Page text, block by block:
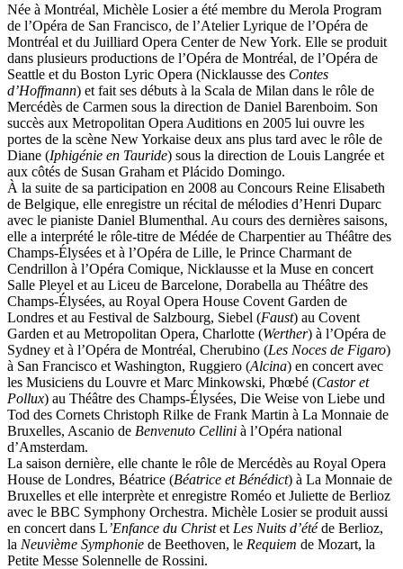
Née à Montréal, Michèle Losier a été membre du Merola Program
de l’Opéra de San Francisco, de l’Atelier Lyrique de l’Opéra de
Montréal et du Juilliard Opera Center de New York. Elle se produit
dans plusieurs productions de l’Opéra de Montréal, de l’Opéra de
Seattle et du Boston Lyric Opera (Nicklausse des Contes
d’Hoffmann) et fait ses débuts à la Scala de Milan dans le rôle de
Mercédès de Carmen sous la direction de Daniel Barenboim. Son
succès aux Metropolitan Opera Auditions en 2005 lui ouvre les
portes de la scène New Yorkaise deux ans plus tard avec le rôle de
Diane (Iphigénie en Tauride) sous la direction de Louis Langrée et
aux côtés de Susan Graham et Plácido Domingo.
À la suite de sa participation en 2008 au Concours Reine Elisabeth
de Belgique, elle enregistre un récital de mélodies d’Henri Duparc
avec le pianiste Daniel Blumenthal. Au cours des dernières saisons,
elle a interprété le rôle-titre de Médée de Charpentier au Théâtre des
Champs-Élysées et à l’Opéra de Lille, le Prince Charmant de
Cendrillon à l’Opéra Comique, Nicklausse et la Muse en concert
Salle Pleyel et au Liceu de Barcelone, Dorabella au Théâtre des
Champs-Élysées, au Royal Opera House Covent Garden de
Londres et au Festival de Salzbourg, Siebel (Faust) au Covent
Garden et au Metropolitan Opera, Charlotte (Werther) à l’Opéra de
Sydney et à l’Opéra de Montréal, Cherubino (Les Noces de Figaro)
à San Francisco et Washington, Ruggiero (Alcina) en concert avec
les Musiciens du Louvre et Marc Minkowski, Phœbé (Castor et
Pollux) au Théâtre des Champs-Élysées, Die Weise von Liebe und
Tod des Cornets Christoph Rilke de Frank Martin à La Monnaie de
Bruxelles, Ascanio de Benvenuto Cellini à l’Opéra national
d’Amsterdam.
La saison dernière, elle chante le rôle de Mercédès au Royal Opera
House de Londres, Béatrice (Béatrice et Bénédict) à La Monnaie de
Bruxelles et elle interprète et enregistre Roméo et Juliette de Berlioz
avec le BBC Symphony Orchestra. Michèle Losier se produit aussi
en concert dans L’Enfance du Christet Les Nuits d’étéde Berlioz,
la Neuvième Symphonie de Beethoven, le Requiem de Mozart, la
Petite Messe Solennelle de Rossini.